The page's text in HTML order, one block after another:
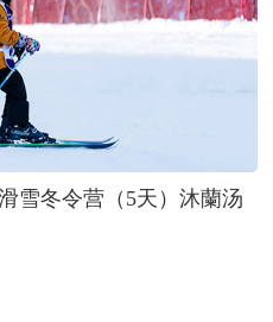
雪冬令营（5天）沐蘭汤